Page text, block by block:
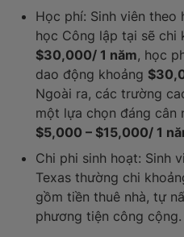
Học phí: Sinh viên
học Công lập tại sẽ chi
$30,000/ 1 năm, học
dao động khoảng
Ngoài ra, các trường
một lựa chọn đáng cân
$5,000 – $15,000/ 1
Chi phi sinh hoạt: Sinh
Texas thường chi
gồm tiền thuê nhà, tự
phương tiện công cộng.